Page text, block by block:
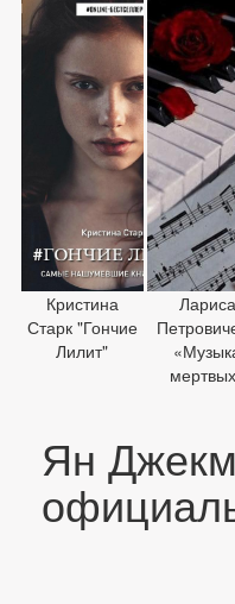
Кристина
Старк "Гончие
Лилит"
Лариса
Ян